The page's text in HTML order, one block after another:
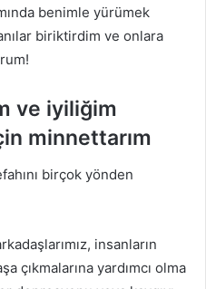
benimle yürümek
biriktirdim ve onlara
ve iyiliğim
minnettarım
birçok yönden
insanların
çıkmalarına yardımcı olma